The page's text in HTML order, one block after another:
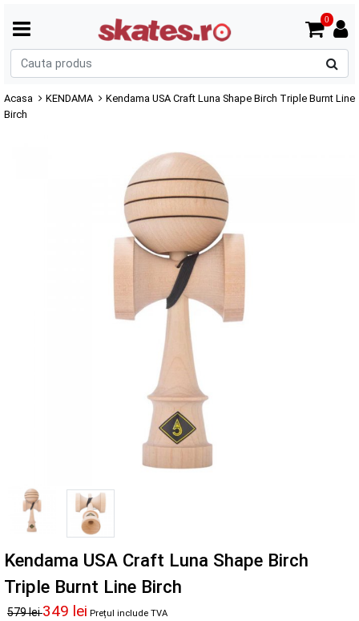
0
Acasa KENDAMA
Kendama USA Craft Luna Shape Birch Triple Burnt Line
Birch
Kendama USA Craft Luna Shape Birch
Triple Burnt Line Birch
579 lei349 lei Prețul include TVA